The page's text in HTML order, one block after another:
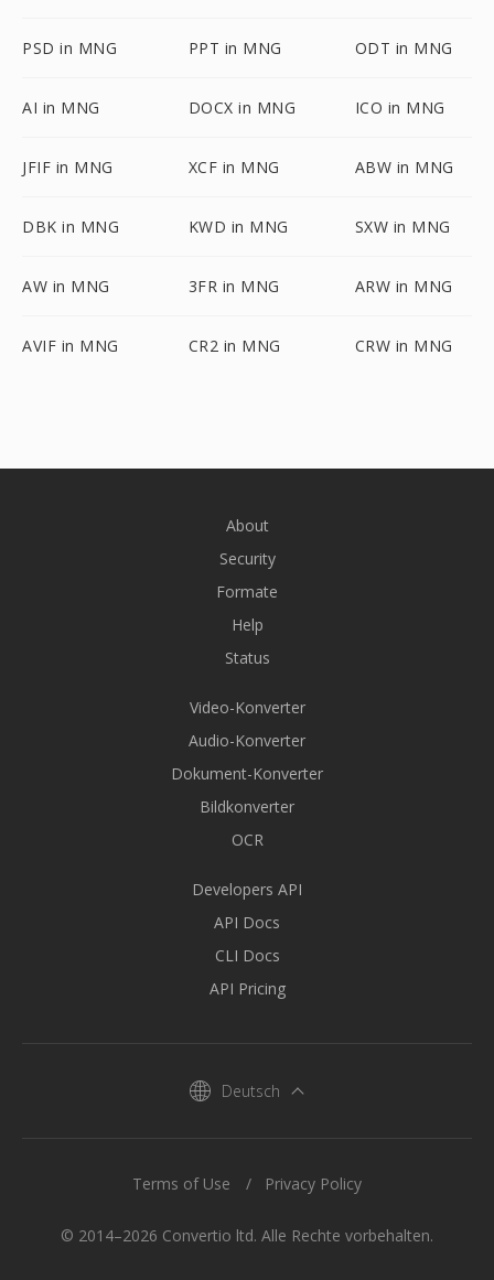
PSD in MNG PPT in MNG ODT in MNG
AI in MNG DOCX in MNG ICO in MNG
JFIF in MNG XCF in MNG ABW in MNG
DBK in MNG KWD in MNG SXW in MNG
AW in MNG 3FR in MNG ARW in MNG
AVIF in MNG CR2 in MNG CRW in MNG
About
Security
Formate
Help
Status
Video-Konverter
Audio-Konverter
Dokument-Konverter
Bildkonverter
OCR
Developers API
API Docs
CLI Docs
API Pricing
Deutsch
© 2014–2026 Convertio ltd. Alle Rechte vorbehalten.
Terms of Use Privacy Policy